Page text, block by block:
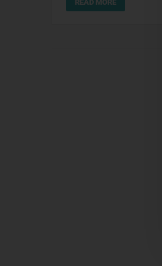
READ MORE